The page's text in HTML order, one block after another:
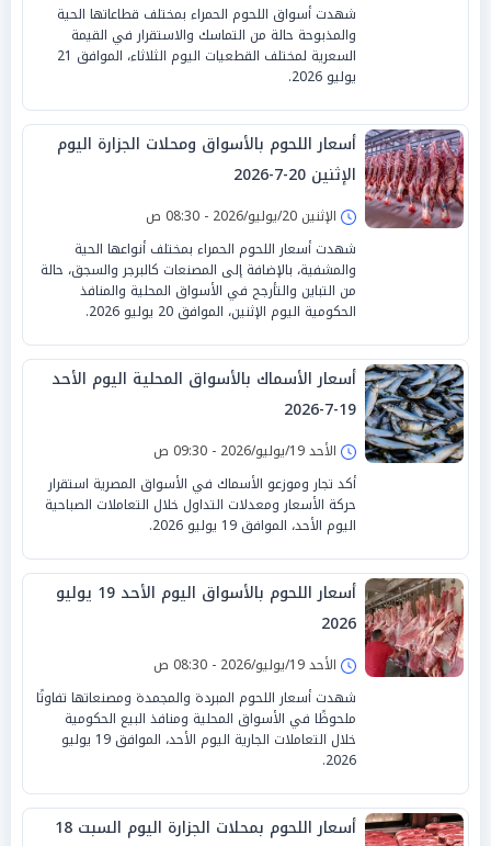
شهدت أسواق اللحوم الحمراء بمختلف قطاعاتها الحية
والمذبوحة حالة من التماسك والاستقرار في القيمة
السعرية لمختلف القطعيات اليوم الثلاثاء، الموافق 21
يوليو 2026.
أسعار اللحوم بالأسواق ومحلات الجزارة اليوم
الإثنين 20-7-2026
الإثنين 20/يوليو/2026 - 08:30 ص
شهدت أسعار اللحوم الحمراء بمختلف أنواعها الحية
والمشفية، بالإضافة إلى المصنعات كالبرجر والسجق، حالة
من التباين والتأرجح في الأسواق المحلية والمنافذ
الحكومية اليوم الإثنين، الموافق 20 يوليو 2026.
أسعار الأسماك بالأسواق المحلية اليوم الأحد
19-7-2026
الأحد 19/يوليو/2026 - 09:30 ص
أكد تجار وموزعو الأسماك في الأسواق المصرية استقرار
حركة الأسعار ومعدلات التداول خلال التعاملات الصباحية
اليوم الأحد، الموافق 19 يوليو 2026.
أسعار اللحوم بالأسواق اليوم الأحد 19 يوليو
2026
الأحد 19/يوليو/2026 - 08:30 ص
شهدت أسعار اللحوم المبردة والمجمدة ومصنعاتها تفاوتًا
ملحوظًا في الأسواق المحلية ومنافذ البيع الحكومية
خلال التعاملات الجارية اليوم الأحد، الموافق 19 يوليو
2026.
أسعار اللحوم بمحلات الجزارة اليوم السبت 18